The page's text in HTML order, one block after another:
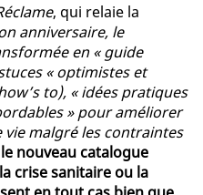
, qui relaie la
anniversaire, le
en « guide
« optimistes et
to), « idées pratiques
» pour améliorer
malgré les contraintes
nouveau catalogue
crise sanitaire ou la